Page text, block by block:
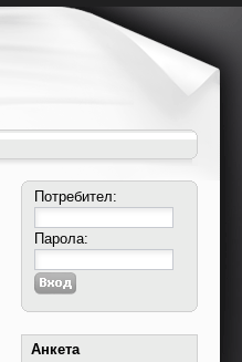
Потребител:
Парола:
Анкета